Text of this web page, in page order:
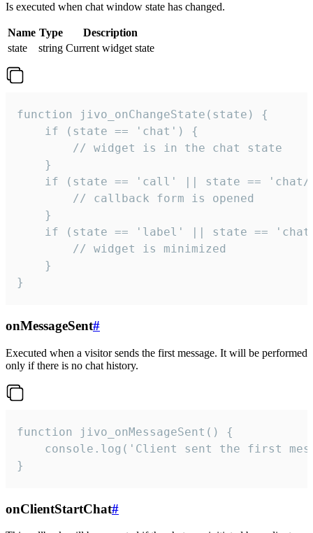
Is executed when chat window state has changed.
Name Type
Description
state
string Current widget state
function jivo_onChangeState(state) {
    if (state == 'chat') {
        // widget is in the chat state
    }
if (state == 'call' || state ==
        // callback form is opened
    }
if (state == 'label' || state ==
        // widget is minimized
    }
}
onMessageSent#
Executed when a visitor sends the first message. It will be performed
only if there is no chat history.
function jivo_onMessageSent() {
console.log('Client sent the first
}
onClientStartChat#